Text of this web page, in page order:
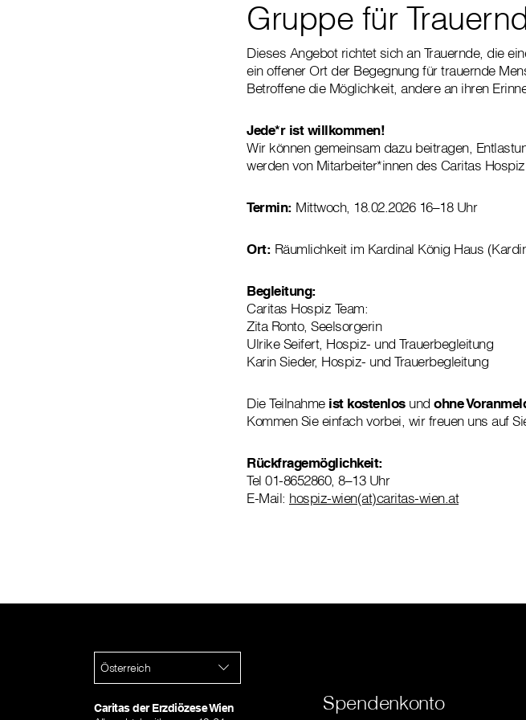
Gruppe für
Dieses Angebot richtet sich an Trauernde, die
ein offener Ort der Begegnung für trauernde
Betroffene die Möglichkeit, andere an ihren
Jede*r ist willkommen!
Wir können gemeinsam dazu beitragen,
werden von Mitarbeiter*innen des Caritas
Termin: Mittwoch, 18.02.2026 16–18 Uhr
Ort: Räumlichkeit im Kardinal König Haus
Begleitung:
Caritas Hospiz Team:
Zita Ronto, Seelsorgerin
Ulrike Seifert, Hospiz- und Trauerbegleitung
Karin Sieder, Hospiz- und Trauerbegleitung
Die Teilnahme ist kostenlosund ohne
Kommen Sie einfach vorbei, wir freuen uns auf
Rückfragemöglichkeit:
Tel 01-8652860, 8–13 Uhr
E-Mail: hospiz-wien(at)caritas-wien.at
Österreich
Caritas der Erzdiözese Wien
Spendenkonto